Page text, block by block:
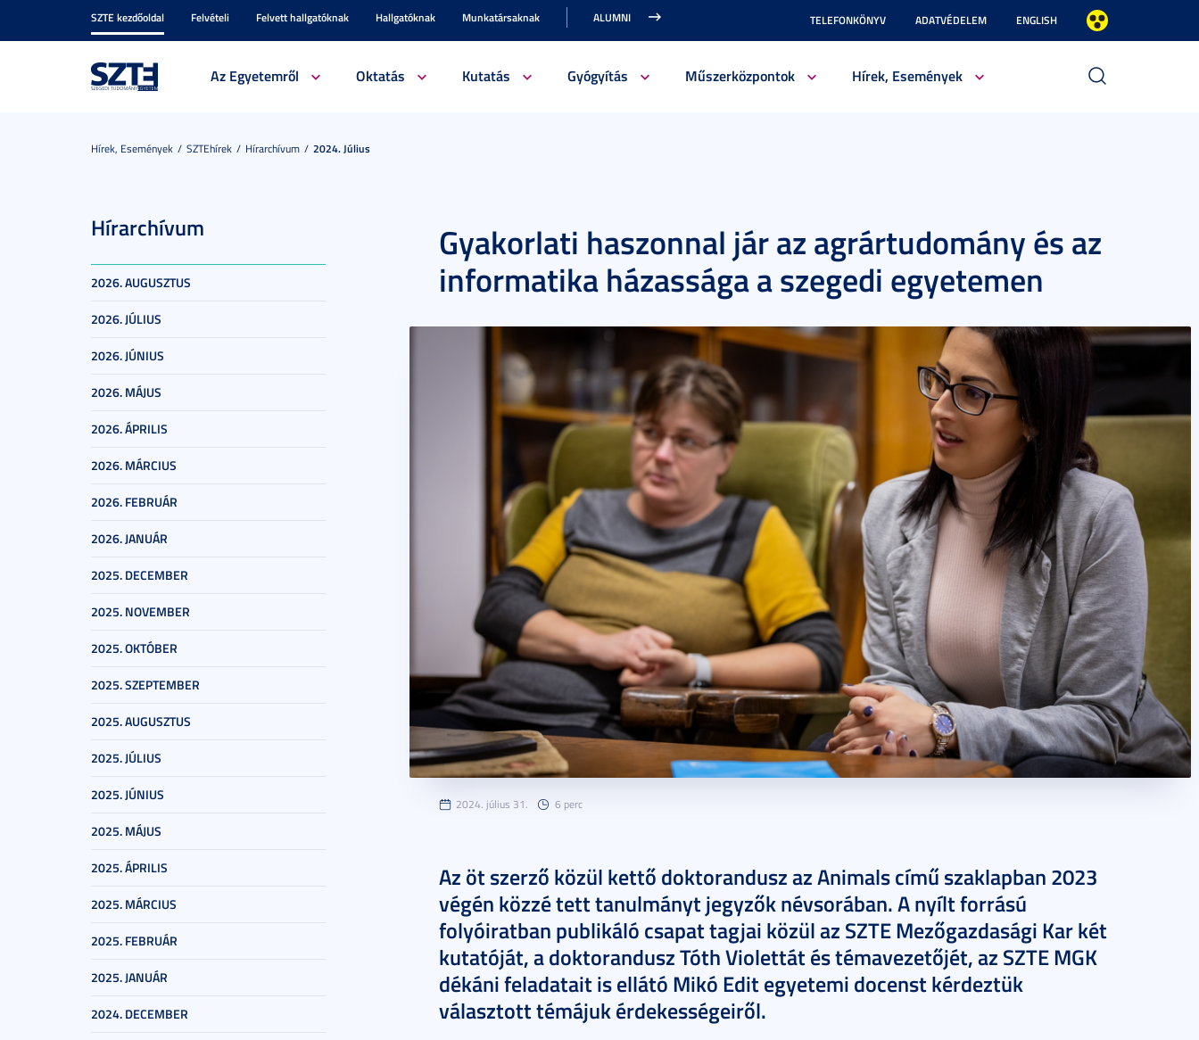
SZTE kezdőoldal Felvételi Felvett hallgatóknak Hallgatóknak Munkatársaknak ALUMNI TELEFONKÖNYV ADATVÉDELEM ENGLISH
Az Egyetemről Oktatás Kutatás Gyógyítás Műszerközpontok Hírek, Események
Hírek, Események SZTEhírek Hírarchívum 2024. Július
Hírarchívum
2026. AUGUSZTUS
2026. JÚLIUS
2026. JÚNIUS
2026. MÁJUS
2026. ÁPRILIS
2026. MÁRCIUS
2026. FEBRUÁR
2026. JANUÁR
2025. DECEMBER
2025. NOVEMBER
2025. OKTÓBER
2025. SZEPTEMBER
2025. AUGUSZTUS
2025. JÚLIUS
2025. JÚNIUS
2025. MÁJUS
2025. ÁPRILIS
2025. MÁRCIUS
2025. FEBRUÁR
2025. JANUÁR
2024. DECEMBER
Gyakorlati haszonnal jár az agrártudomány és az
informatika házassága a szegedi egyetemen
2024. július 31. 6 perc
Az öt szerző közül kettő doktorandusz az Animals című szaklapban 2023
végén közzé tett tanulmányt jegyzők névsorában. A nyílt forrású
folyóiratban publikáló csapat tagjai közül az SZTE Mezőgazdasági Kar két
kutatóját, a doktorandusz Tóth Violettát és témavezetőjét, az SZTE MGK
dékáni feladatait is ellátó Mikó Edit egyetemi docenst kérdeztük
választott témájuk érdekességeiről.